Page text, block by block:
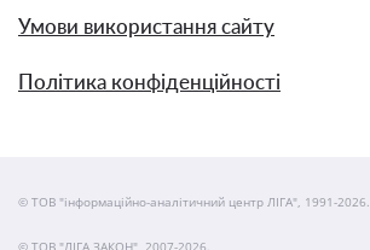
Умови використання сайту
Політика конфіденційності
© ТОВ "інформаційно-аналітичний центр ЛІГА", 1991-2026.
© ТОВ "ЛІГА ЗАКОН", 2007-2026.